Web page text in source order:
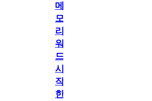
메
모
리
워
드
시
작
한